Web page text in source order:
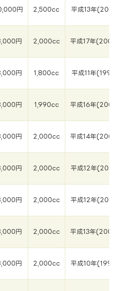
円 2,500cc 平成13年(2001
円 2,000cc 平成17年(2006
円 1,800cc 平成11年(1999
円 1,990cc 平成16年
円 2,000cc 平成14年
円 2,000cc 平成12年(2001
円 2,000cc 平成12年(2001
円 2,000cc 平成13年(2002
円 2,000cc 平成10年(1999